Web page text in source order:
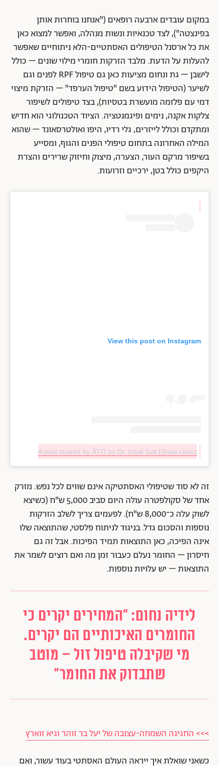
במקום עובדים ארבעה רופאים ("אנחנו בוחרות אותן
בפינצטה"), לצד טכנאיות ונשות מנהלה, ואפשר למצוא כאן
את כל ארסנל הטיפולים האסתטיים-הלא ניתוחיים שאפשר
להעלות על הדעת. מלבד הזרקות חומרי מילוי שונים – כולל
לישבן – גת ונחום מציעות כאן גם טיפול RPF לפנים וגם
לשיער (הטיפול הידוע בשם "טיפול הערפד" – הזרקת מיצוי
דמי עם פלזמה מועשרת בטסיות), בצד טיפולים לשיפור
צלקות אקנה, נימים ופיגמנטציה. הציוד הטכנולוגי הוא חדיש
ומתקדם וכולל לייזרים, גלי רדיו, היפו ואולטרסאונד – שהוא
המילה האחרונה בתחום טיפולי הפנים והגוף, ומסייע
בשיפור מרקם העור, הצערה, מיצוק וחיזוק שרירים והצרת
היקפים כולל בטן, ירכיים וזרועות.
View this post on Instagram
A post shared by ĀTO by Dr. Inbal Gat (@ato.clinic)
זה לא סוד שטיפולי האסתטיקה אינם שווים לכל נפש. מזרק
אחד של סקולפטרה עולה היום סביב 5,000 ש"ח (כשיצא
לשוק עלה כ־8,000 ש"ח). לפעמים צריך לשלב הזרקות
נוספות והסכום גדל. בניגוד לניתוח פלסטי, שהתוצאה שלו
אינה הפיכה, כאן התוצאות תמיד הפיכות. אבל זה גם
חיסרון – החומר נעלם כעבור זמן מה ואם רוצים לשמר את
התוצאות – יש עלויות נוספות.
לידיה נחום: "המחירים יקרים כי
החומרים האיכותיים הם יקרים.
מי שקיבלה טיפול זול – מוטב
שתבדוק את החומר"
>>> החגיגה השמחה-עצובה של יעל בר זוהר וגיא זוארץ
כשאני שואלת איך ייראה העולם האסתטי בעוד עשור, ואם